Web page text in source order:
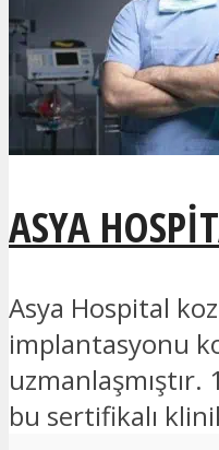
ASYA
Asya Hospital
implantasyonu
uzmanlaşmıştır.
bu sertifikalı